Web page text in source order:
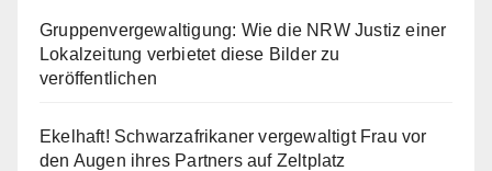
Gruppenvergewaltigung: Wie die NRW Justiz einer
Lokalzeitung verbietet diese Bilder zu
veröffentlichen
Ekelhaft! Schwarzafrikaner vergewaltigt Frau vor
den Augen ihres Partners auf Zeltplatz